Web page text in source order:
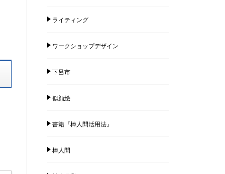
ライティング
ワークショップデザイン
下呂市
似顔絵
書籍『棒人間活用法』
棒人間